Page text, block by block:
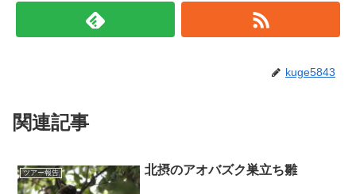
kuge5843
関連記事
ツアー報告 北摂のアオバズク巣立ち雛